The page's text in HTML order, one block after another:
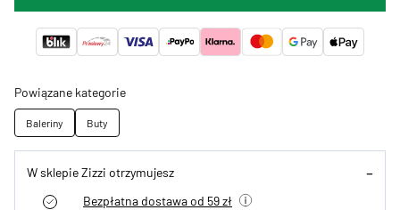
Powiązane kategorie
Baleriny Buty
W sklepie Zizzi otrzymujesz
Bezpłatna dostawa od 59 zł